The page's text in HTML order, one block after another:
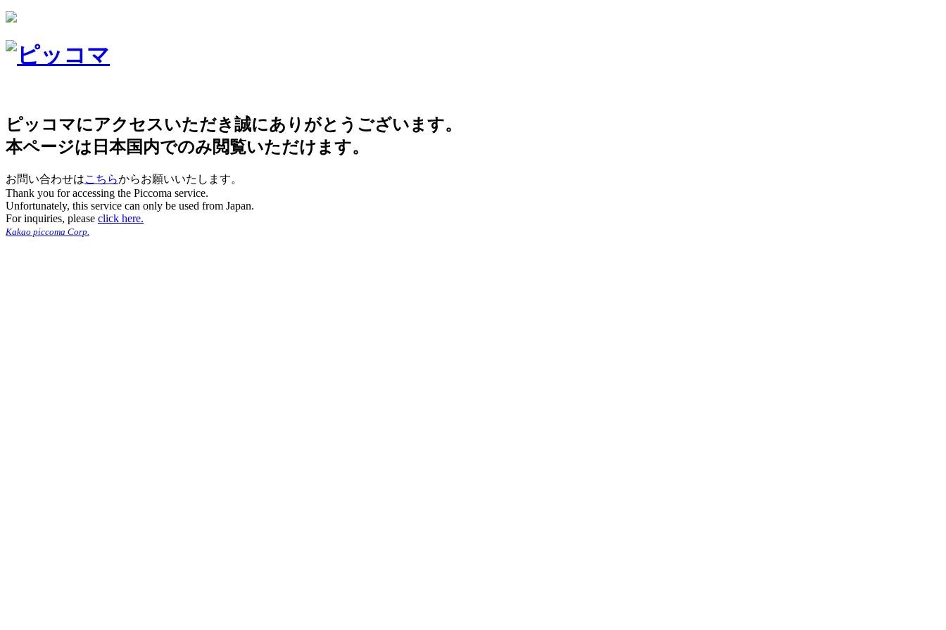
ピッコマにアクセスいただき誠にありがとうございます。
本ページは日本国内でのみ閲覧いただけます。
お問い合わせはこちらからお願いいたします。
Thank you for accessing the Piccoma service.
Unfortunately, this service can only be used from Japan.
For inquiries, please click here.
Kakao piccoma Corp.